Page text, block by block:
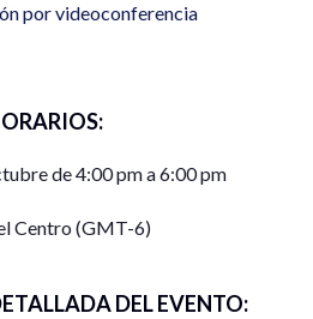
por videoconferencia
de 4:00 pm a 6:00 pm
Centro (GMT-6)
DEL EVENTO: